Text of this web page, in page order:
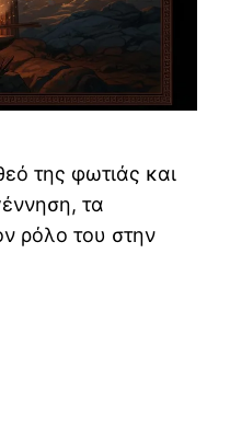
της φωτιάς και
τα
ρόλο του στην